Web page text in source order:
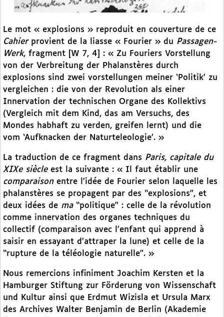
Le mot « explosions » reproduit en couverture de ce
Cahierprovient de la liasse « Fourier » du Passagen-
Werk, fragment [W 7, 4] : « Zu Fouriers Vorstellung
von der Verbreitung der Phalanstères durch
explosions sind zwei vorstellungen meiner ‘Politik’ zu
vergleichen : die von der Revolution als einer
Innervation der technischen Organe des Kollektivs
(Vergleich mit dem Kind, das am Versuchs, des
Mondes habhaft zu verden, greifen lernt) und die
vom ‘Aufknacken der Naturteleologie’. »
La traduction de ce fragment dans Paris, capitale du
XIXe siècle est la suivante : « Il faut établir une
comparaison entre l’idée de Fourier selon laquelle les
phalanstères se propagent par des “explosions”, et
deux idées de ma “politique” : celle de la révolution
comme innervation des organes techniques du
collectif (comparaison avec l’enfant qui apprend à
saisir en essayant d’attraper la lune) et celle de la
“rupture de la téléologie naturelle”. »
Nous remercions infiniment Joachim Kersten et la
Hamburger Stiftung zur Förderung von Wissenschaft
und Kultur ainsi que Erdmut Wizisla et Ursula Marx
des Archives Walter Benjamin de Berlin (Akademie